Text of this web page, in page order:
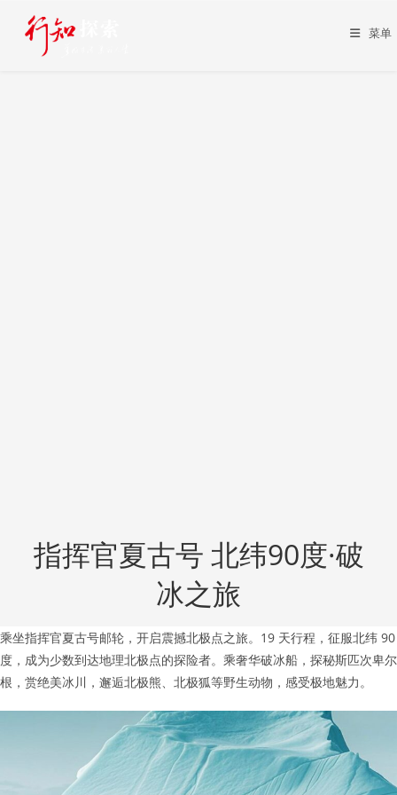
content
菜单
指挥官夏古号 北纬90度·破
冰之旅
乘坐指挥官夏古号邮轮，开启震撼北极点之旅。19 天行程，征服北纬 90
度，成为少数到达地理北极点的探险者。乘奢华破冰船，探秘斯匹次卑尔
根，赏绝美冰川，邂逅北极熊、北极狐等野生动物，感受极地魅力。